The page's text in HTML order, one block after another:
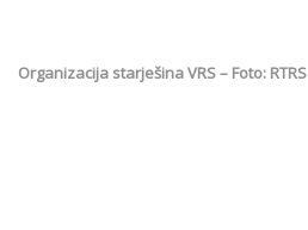
Organizacija starješina VRS – Foto: RTRS